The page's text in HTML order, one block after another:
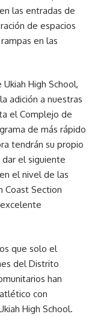
las entradas de
de espacios
en las
High School,
adición a nuestras
el Complejo de
de más rápido
tendrán su propio
dar el siguiente
el nivel de las
Coast Section
que solo el
del Distrito
han
con
High School.